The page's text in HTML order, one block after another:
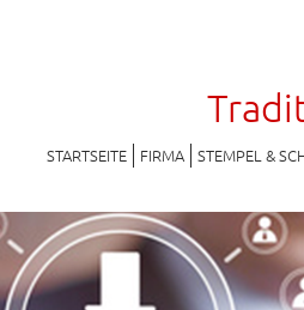
STARTSEITE FIRMA STEMPEL &